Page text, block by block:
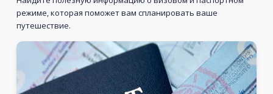
режиме, которая поможет вам спланировать ваше
путешествие.